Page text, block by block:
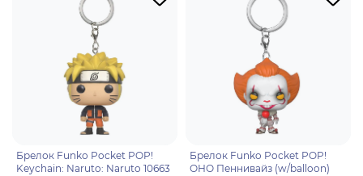
Брелок Funko Pocket POP!
Keychain: Naruto: Naruto 10663
Брелок Funko Pocket POP!
ОНО Пеннивайз (w/balloon)